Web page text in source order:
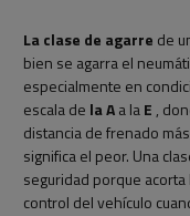
La clase de agarre de
bien se agarra el
especialmente en
escala de la Aa laE,
distancia de frenado
significa el peor. Una
seguridad porque
control del vehículo